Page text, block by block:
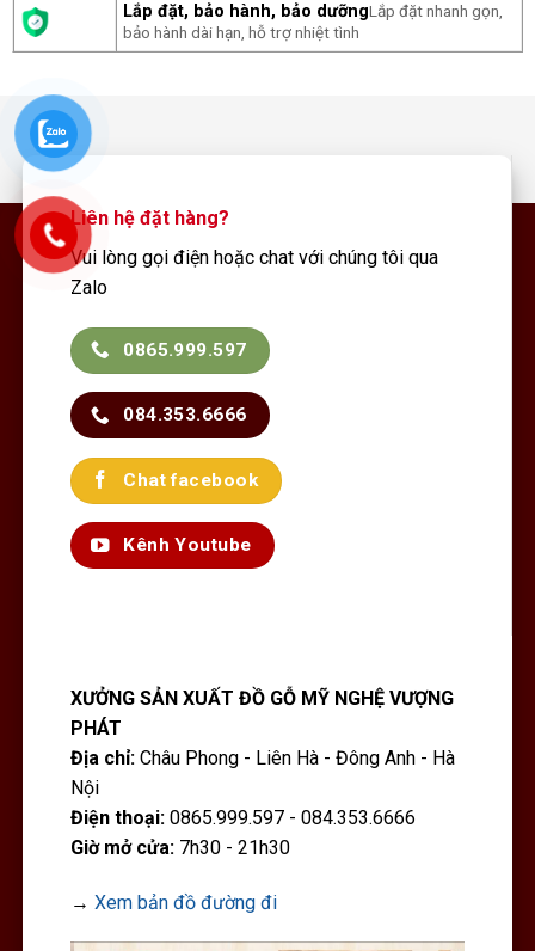
Lắp đặt, bảo hành, bảo dưỡngLắp đặt nhanh gọn,
bảo hành dài hạn, hỗ trợ nhiệt tình
Liên hệ đặt hàng?
Vui lòng gọi điện hoặc chat với chúng tôi qua
Zalo
0865.999.597
084.353.6666
Chat facebook
Kênh Youtube
XƯỞNG SẢN XUẤT ĐỒ GỖ MỸ NGHỆ VƯỢNG
PHÁT
Địa chỉ:Châu Phong - Liên Hà - Đông Anh - Hà
Nội
Điện thoại:0865.999.597 - 084.353.6666
Giờ mở cửa:7h30 - 21h30
→ Xem bản đồ đường đi